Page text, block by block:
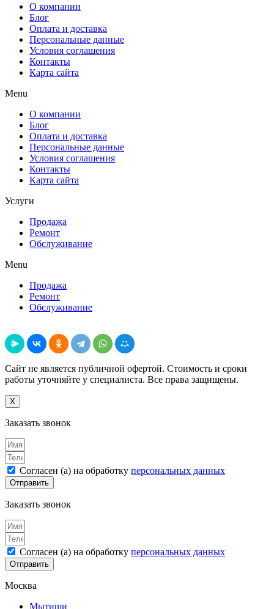
О компании
Блог
Оплата и доставка
Персональные данные
Условия соглашения
Контакты
Карта сайта
Menu
О компании
Блог
Оплата и доставка
Персональные данные
Условия соглашения
Контакты
Карта сайта
Услуги
Продажа
Ремонт
Обслуживание
Menu
Продажа
Ремонт
Обслуживание
Сайт не является публичной офертой. Стоимость и сроки
работы уточняйте у специалиста. Все права защищены.
X
Заказать звонок
Согласен (а) на обработку персональных данных
Отправить
Заказать звонок
Согласен (а) на обработку персональных данных
Отправить
Москва
Мытищи